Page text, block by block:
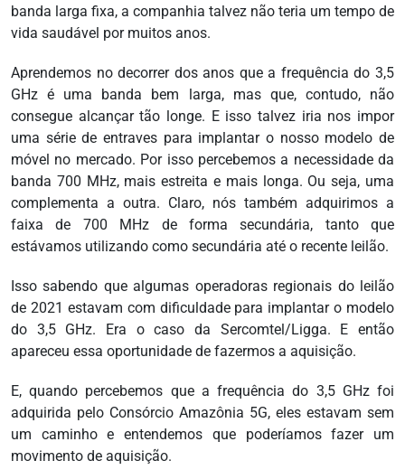
banda larga fixa, a companhia talvez não teria um tempo de
vida saudável por muitos anos.
Aprendemos no decorrer dos anos que a frequência do 3,5
GHz é uma banda bem larga, mas que, contudo, não
consegue alcançar tão longe. E isso talvez iria nos impor
uma série de entraves para implantar o nosso modelo de
móvel no mercado. Por isso percebemos a necessidade da
banda 700 MHz, mais estreita e mais longa. Ou seja, uma
complementa a outra. Claro, nós também adquirimos a
faixa de 700 MHz de forma secundária, tanto que
estávamos utilizando como secundária até o recente leilão.
Isso sabendo que algumas operadoras regionais do leilão
de 2021 estavam com dificuldade para implantar o modelo
do 3,5 GHz. Era o caso da Sercomtel/Ligga. E então
apareceu essa oportunidade de fazermos a aquisição.
E, quando percebemos que a frequência do 3,5 GHz foi
adquirida pelo Consórcio Amazônia 5G, eles estavam sem
um caminho e entendemos que poderíamos fazer um
movimento de aquisição.